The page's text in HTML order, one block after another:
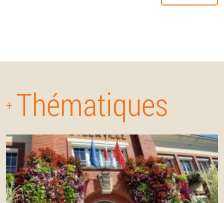
+ Thématiques